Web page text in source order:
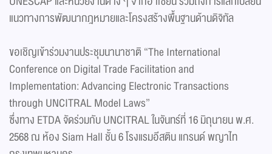
แนวทางการพัฒนากฎหมายและโครงสร้างพื้นฐานด้านดิจิทัล
ขอเชิญเข้าร่วมงานประชุมนานาชาติ “The International
Conference on Digital Trade Facilitation and
Implementation: Advancing Electronic Transactions
through UNCITRAL Model Laws”
ซึ่งทาง ETDA จัดร่วมกับ UNCITRAL ในจันทร์ที่ 16 มิถุนายน พ.ศ.
2568 ณ ห้อง Siam Hall ชั้น 6 โรงแรมอีสติน แกรนด์ พญาไท